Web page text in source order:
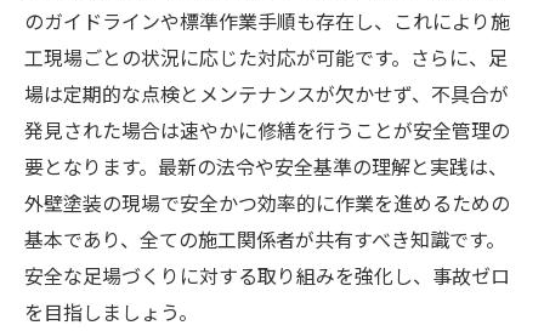
のガイドラインや標準作業手順も存在し、これにより施
工現場ごとの状況に応じた対応が可能です。さらに、足
場は定期的な点検とメンテナンスが欠かせず、不具合が
発見された場合は速やかに修繕を行うことが安全管理の
要となります。最新の法令や安全基準の理解と実践は、
外壁塗装の現場で安全かつ効率的に作業を進めるための
基本であり、全ての施工関係者が共有すべき知識です。
安全な足場づくりに対する取り組みを強化し、事故ゼロ
を目指しましょう。